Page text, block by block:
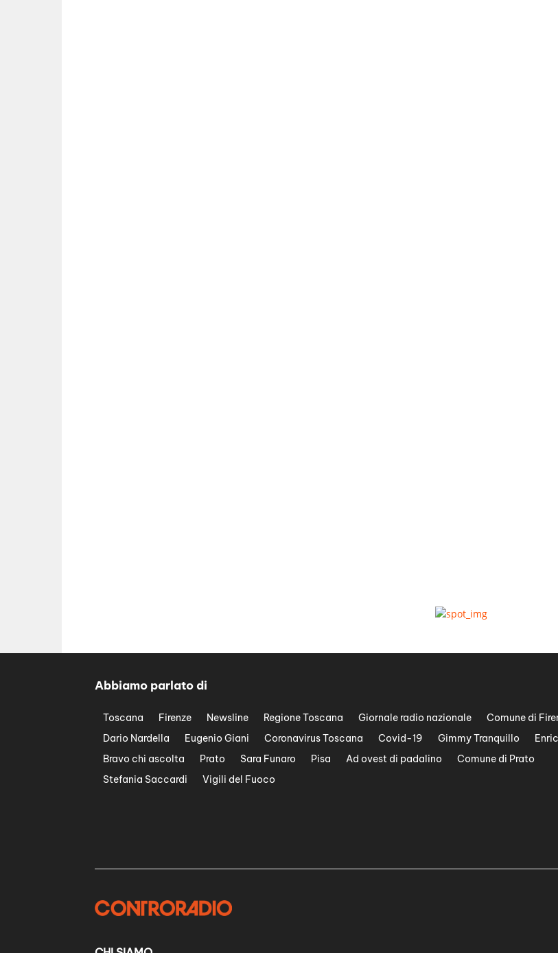
Abbiamo parlato di
Toscana Firenze Newsline Regione Toscana Giornale radio nazionale
Comune di
Dario Nardella
Eugenio Giani Coronavirus Toscana Covid-19 Gimmy Tranquillo
Bravo chi ascolta
Prato Sara Funaro Pisa Ad ovest di padalino
Comune di Prato
Stefania Saccardi
Vigili del Fuoco